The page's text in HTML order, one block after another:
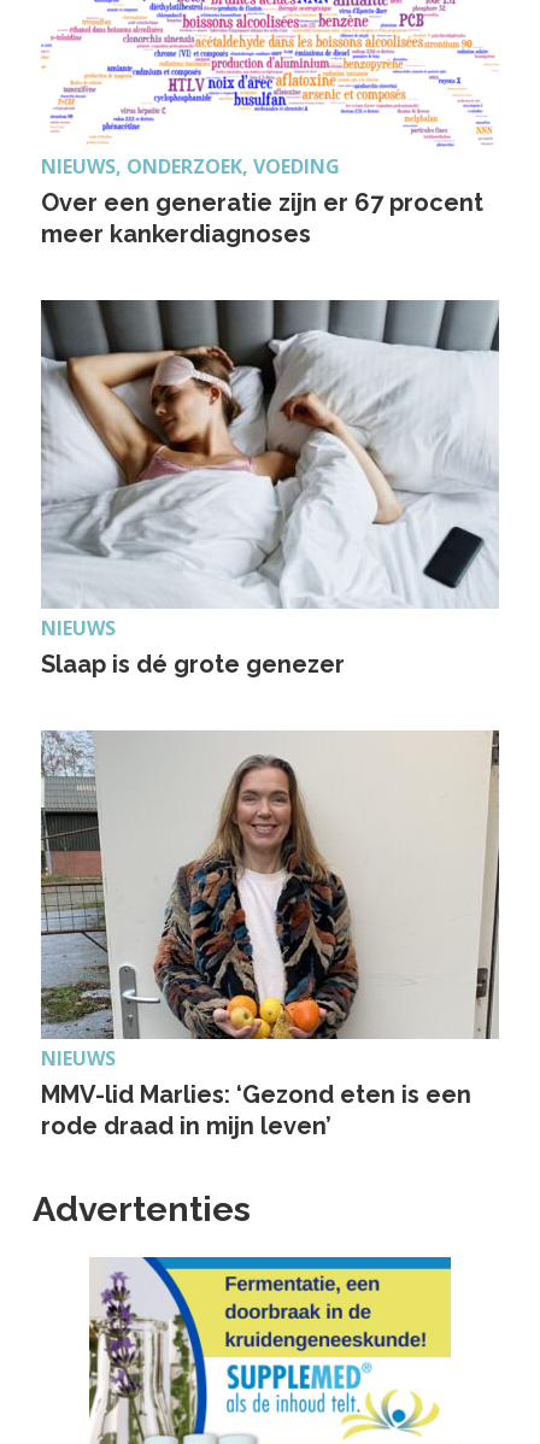
NIEUWS, ONDERZOEK, VOEDING
Over een generatie zijn er 67 procent
meer kankerdiagnoses
NIEUWS
Slaap is dé grote genezer
NIEUWS
MMV-lid Marlies: ‘Gezond eten is een
rode draad in mijn leven’
Advertenties